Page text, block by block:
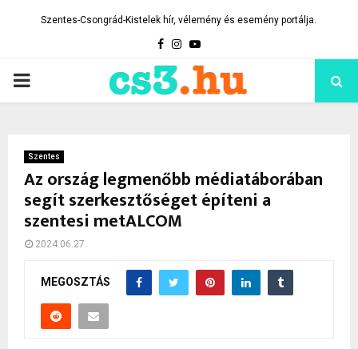
Szentes-Csongrád-Kistelek hír, vélemény és esemény portálja.
Facebook
Instagram
Youtube
PRIMARY
Szentes
Az ország legmenőbb médiatáborában
segít szerkesztőséget építeni a
szentesi metALCOM
2024.06.27.
MEGOSZTÁS